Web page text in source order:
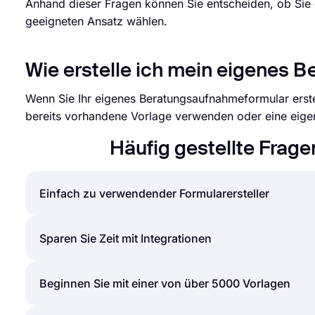
Anhand dieser Fragen können Sie entscheiden, ob
geeigneten Ansatz wählen.
Wie erstelle ich mein eigenes
Wenn Sie Ihr eigenes Beratungsaufnahmeformular
bereits vorhandene Vorlage verwenden oder eine
Häufig gestellte
Einfach zu verwendender Formularersteller
Das Erstellen von Online-Formularen und
mit nur wenigen Klicks über die intuitive
einer oder mehreren von vielen Freigabeoptionen
Sparen Sie Zeit mit Integrationen
Formulare und Umfragen, die auf forms.app
Beginnen Sie mit einer von über 5000 Vorlagen